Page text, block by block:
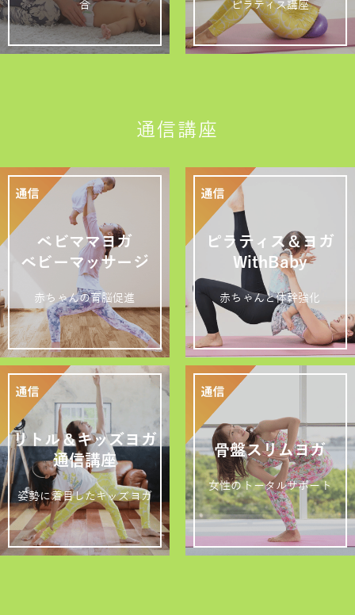
合 ピラティス講座
通信講座
ベビママヨガ
ベビーマッサージ
赤ちゃんの育脳促進
ピラティス＆ヨガ
WithBaby
赤ちゃんと体幹強化
リトル＆キッズヨガ
通信講座
姿勢に着目したキッズヨガ
骨盤スリムヨガ
女性のトータルサポート